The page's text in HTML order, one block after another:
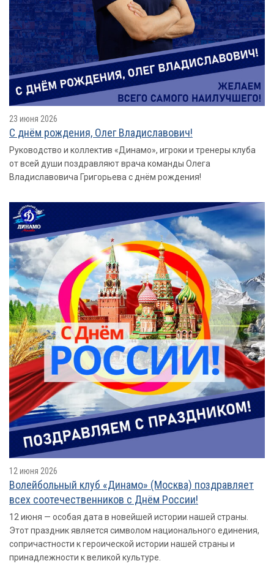
23 июня 2026
С днём рождения, Олег Владиславович!
Руководство и коллектив «Динамо», игроки и тренеры клуба
от всей души поздравляют врача команды Олега
Владиславовича Григорьева с днём рождения!
12 июня 2026
Волейбольный клуб «Динамо» (Москва) поздравляет
всех соотечественников с Днём России!
12 июня — особая дата в новейшей истории нашей страны.
Этот праздник является символом национального единения,
сопричастности к героической истории нашей страны и
принадлежности к великой культуре.